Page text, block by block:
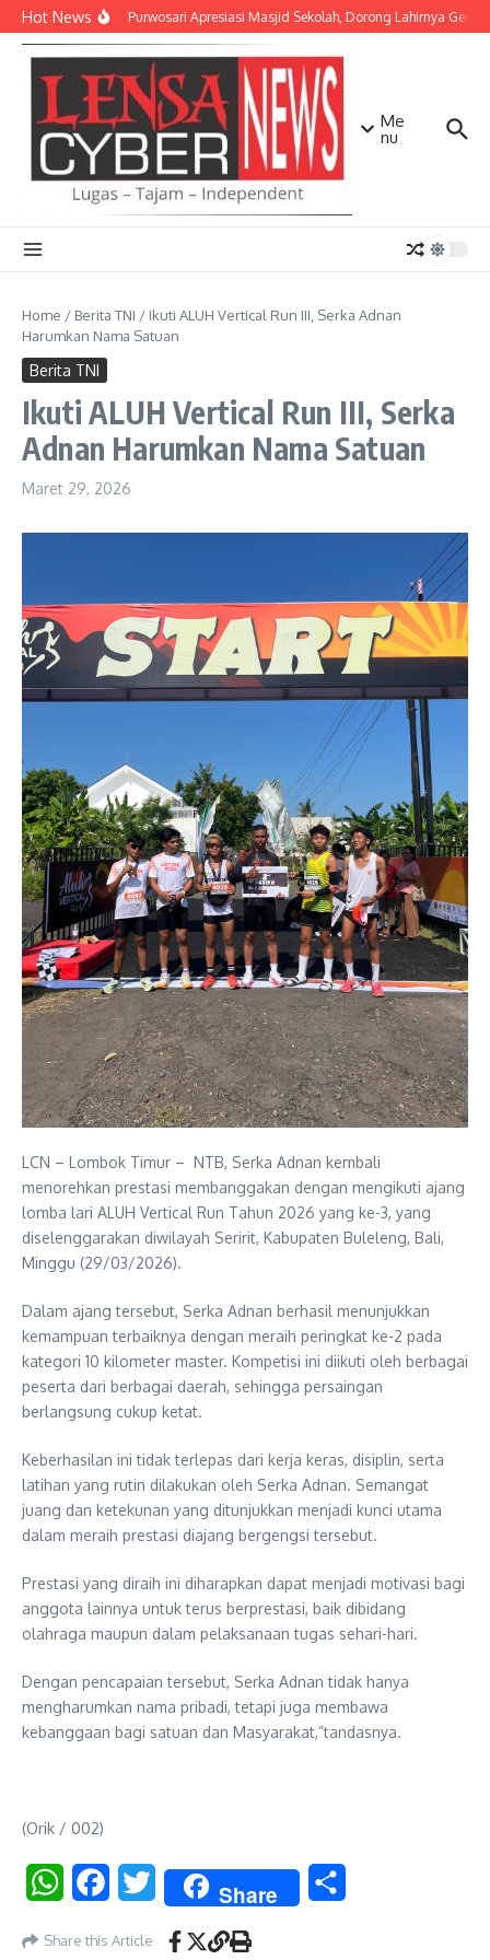
Lewati ke konten
Hot NewsDanramil Purwosari Apresiasi Masjid Sekolah, Dorong Lahirnya
Me
nu
Home / Berita TNI / Ikuti ALUH Vertical Run III, Serka Adnan
Harumkan Nama Satuan
Berita TNI
Ikuti ALUH Vertical Run III, Serka
Adnan Harumkan Nama Satuan
Maret 29, 2026
LCN – Lombok Timur – NTB, Serka Adnan kembali
menorehkan prestasi membanggakan dengan mengikuti ajang
lomba lari ALUH Vertical Run Tahun 2026 yang ke-3, yang
diselenggarakan diwilayah Seririt, Kabupaten Buleleng, Bali,
Minggu (29/03/2026).
Dalam ajang tersebut, Serka Adnan berhasil menunjukkan
kemampuan terbaiknya dengan meraih peringkat ke-2 pada
kategori 10 kilometer master. Kompetisi ini diikuti oleh berbagai
peserta dari berbagai daerah, sehingga persaingan
berlangsung cukup ketat.
Keberhasilan ini tidak terlepas dari kerja keras, disiplin, serta
latihan yang rutin dilakukan oleh Serka Adnan. Semangat
juang dan ketekunan yang ditunjukkan menjadi kunci utama
dalam meraih prestasi diajang bergengsi tersebut.
Prestasi yang diraih ini diharapkan dapat menjadi motivasi bagi
anggota lainnya untuk terus berprestasi, baik dibidang
olahraga maupun dalam pelaksanaan tugas sehari-hari.
Dengan pencapaian tersebut, Serka Adnan tidak hanya
mengharumkan nama pribadi, tetapi juga membawa
kebanggaan bagi satuan dan Masyarakat,”tandasnya.
(Orik / 002)
WhatsAppFacebookTwitter Share
Share this Article